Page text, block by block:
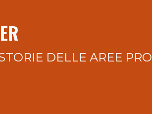
DELLE AREE